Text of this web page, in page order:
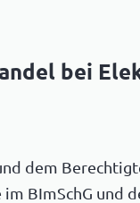
bei
dem
BImSchG und